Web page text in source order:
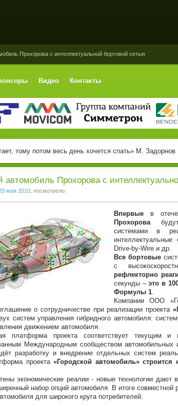
Прохорова с интеллектуальной бортовой сетью
Видео Контакты
тому потом весь день хочется спать» М. Задорнов
автомобиль Прохорова с
мая 2010 , посмотрело:
Впервые в
Прохоровабудут
системами в
Drive-by-Wire и др.
Все бортовые
с
рефлекторно
секунды –это в
Формулы 1.
Компании ООО
о сотрудничестве при реализации проекта
систем управления гибридного автомобиля:
движением автомобиля.
платформа проекта соответствует текущим
Международным сообществом автомобильных
разработку и внедрение отдельных систем
проекта«Городской автомобиль» строится
экономические реалии - новые технологии
набор опций автомобиля. В итоге
для широкого круга потребителей.